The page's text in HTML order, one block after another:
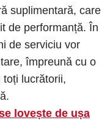
suplimentară, care
de performanță. În
de serviciu vor
împreună cu o
toți lucrătorii,
lovește de ușa